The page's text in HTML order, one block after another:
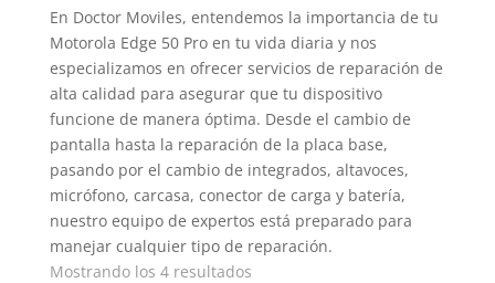
En Doctor Moviles, entendemos la importancia de tu
Motorola Edge 50 Pro en tu vida diaria y nos
especializamos en ofrecer servicios de reparación de
alta calidad para asegurar que tu dispositivo
funcione de manera óptima. Desde el cambio de
pantalla hasta la reparación de la placa base,
pasando por el cambio de integrados, altavoces,
micrófono, carcasa, conector de carga y batería,
nuestro equipo de expertos está preparado para
manejar cualquier tipo de reparación.
Mostrando los 4 resultadosOrdenado